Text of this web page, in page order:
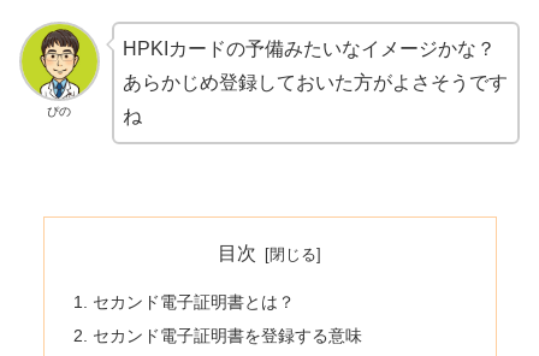
ぴの
HPKIカードの予備みたいなイメージかな？
あらかじめ登録しておいた方がよさそうです
ね
目次
セカンド電子証明書とは？
セカンド電子証明書を登録する意味